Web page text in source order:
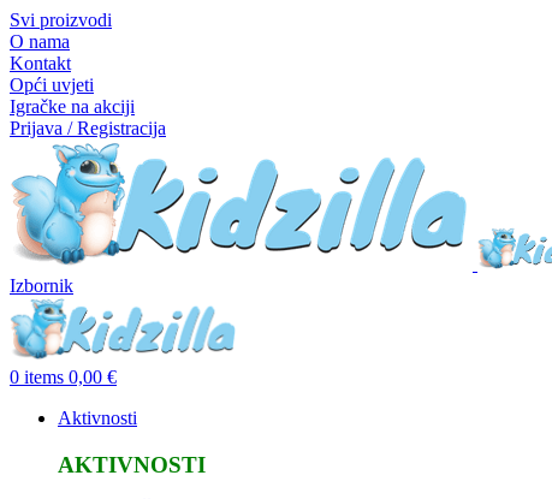
Svi proizvodi
O nama
Kontakt
Opći uvjeti
Igračke na akciji
Prijava / Registracija
Izbornik
0 items 0,00 €
Aktivnosti
AKTIVNOSTI